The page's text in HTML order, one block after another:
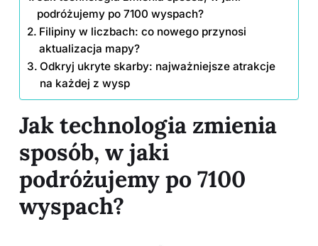
podróżujemy po 7100 wyspach?
Filipiny w liczbach: co nowego przynosi
aktualizacja mapy?
Odkryj ukryte skarby: najważniejsze atrakcje
na każdej z wysp
Jak technologia zmienia
sposób, w jaki
podróżujemy po 7100
wyspach?